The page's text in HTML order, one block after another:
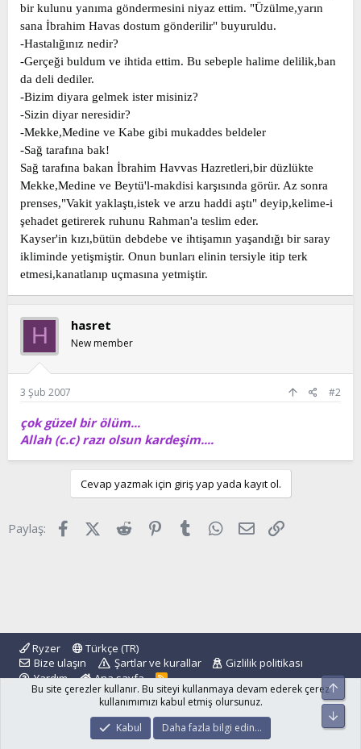
bir kulunu yanıma göndermesini niyaz ettim. "Üzülme,yarın
sana İbrahim Havas dostum gönderilir" buyuruldu.
-Hastalığınız nedir?
-Gerçeği buldum ve ihtida ettim. Bu sebeple halime delilik,ban
da deli dediler.
-Bizim diyara gelmek ister misiniz?
-Sizin diyar neresidir?
-Mekke,Medine ve Kabe gibi mukaddes beldeler
-Sağ tarafına bak!
Sağ tarafına bakan İbrahim Havvas Hazretleri,bir düzlükte
Mekke,Medine ve Beytü'l-makdisi karşısında görür. Az sonra
prenses,"Vakit yaklaştı,istek ve arzu haddi aştı" deyip,kelime-i
şehadet getirerek ruhunu Rahman'a teslim eder.
Kayser'in kızı,bütün debdebe ve ihtişamın yaşandığı bir saray
ikliminde yetişmiştir. Onun bunları elinin tersiyle itip terk
etmesi,kanatlanıp uçmasına yetmiştir.
H hasret
New member
3 Şub 2007 #2
çok güzel bir ölüm...
Allah (c.c) razı olsun kardeşim....
Cevap yazmak için giriş yap yada kayıt ol.
Paylaş: FacebookX (Twitter)
Reddit Pinterest
Tumblr WhatsApp
E-posta
Ryzer
Türkçe (TR)
Bize ulaşın
Şartlar ve kurallar
Gizlilik politikası
Yardım
Ana sayfa
R
S
S
Community platform by XenForo ® © 2010-2024 XenForo Ltd.
© 2001 - 2024
Bu site çerezler kullanır. Bu siteyi kullanmaya devam ederek çerez
kullanımımızı kabul etmiş olursunuz.
Kabul
Daha fazla bilgi edin…
Üst
Alt